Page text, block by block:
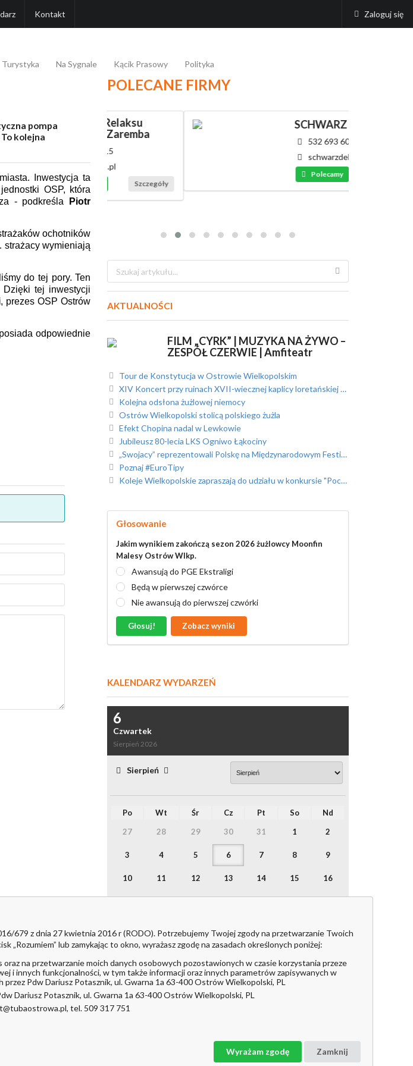
Kontakt Zaloguj się
Turystyka Na Sygnale Kącik Prasowy Polityka
pompa
kolejna
Inwestycja ta
OSP, która
- podkreśla
Piotr
ochotników
strażacy wymieniają
do tej pory. Ten
tej inwestycji
, prezes OSP Ostrów
odpowiednie
POLECANE FIRMY
Relaksu
Zaremba
Szczegóły
SCHWARZ - Dekar
schwarzdekar@interia.pl
Szczegóły
AKTUALNOŚCI
FILM „CYRK” | MUZYKA NA ŻYWO –
ZESPÓŁ CZERWIE | Amfiteatr
Tour de Konstytucja w Ostrowie Wielkopolskim
XIV Koncert przy ruinach XVII-wiecznej kaplicy loretańskiej w Skrzebowej
Kolejna odsłona żużlowej niemocy
Ostrów Wielkopolski stolicą polskiego żużla
Efekt Chopina nadal w Lewkowie
Jubileusz 80-lecia LKS Ogniwo Łąkociny
„Swojacy” reprezentowali Polskę na Międzynarodowym Festiwalu Folklorystycznym w Portugalii /foto/
Poznaj #EuroTipy
Koleje Wielkopolskie zapraszają do udziału w konkursie "Pociąg do Sztuki"
Głosowanie
Jakim wynikiem zakończą sezon 2026 żużlowcy Moonfin
Malesy Ostrów Wlkp.
Awansują do PGE Ekstraligi
Będą w pierwszej czwórce
Nie awansują do pierwszej czwórki
Głosuj! Zobacz wyniki
KALENDARZ WYDARZEŃ
6
Czwartek
Sierpień 2026
Sierpień
Po Wt Śr Cz Pt So
Nd
27
28 29 30 31 1 2
3 4 5 6 7 8 9
10 11 12 13 14 15 16
31 1 2 3 4 5
imieniny:
679 z dnia 27 kwietnia 2016 r (RODO). Potrzebujemy Twojej zgody na przetwarzanie Twoich
lub zamykając to okno, wyrażasz zgodę na zasadach określonych poniżej:
na przetwarzanie moich danych osobowych pozostawionych w czasie korzystania przeze
i innych funkcjonalności, w tym także informacji oraz innych parametrów zapisywanych w
Pdw Dariusz Potasznik, ul. Gwarna 1a 63-400 Ostrów Wielkopolski, PL
Dariusz Potasznik, ul. Gwarna 1a 63-400 Ostrów Wielkopolski, PL
tel. 509 317 751
Zamknij
Wyrażam zgodę